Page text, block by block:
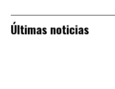
Últimas noticias